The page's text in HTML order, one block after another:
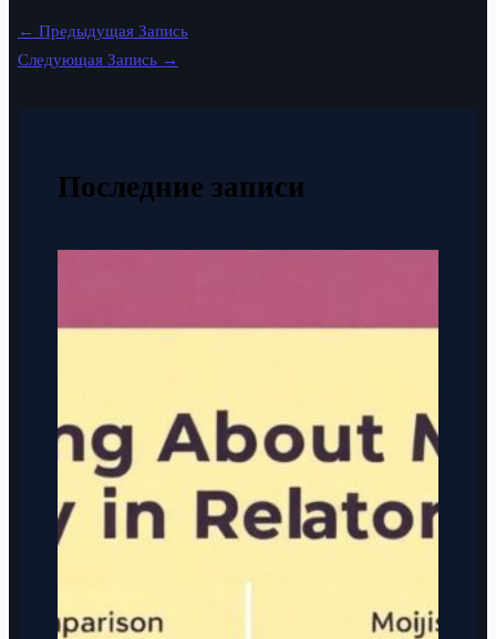
← Предыдущая Запись
Следующая Запись →
Последние записи